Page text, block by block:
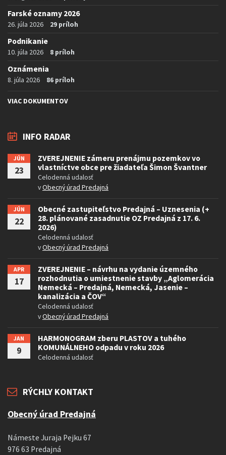
Farské oznamy 2026
26. júla 2026 29 príloh
Podnikanie
10. júla 2026 8 príloh
Oznámenia
8. júla 2026 86 príloh
VIAC DOKUMENTOV
INFO RADAR
JÚN
23
ZVEREJNENIE zámeru prenájmu pozemkov vo
vlastníctve obce pre žiadateľa Šimon Švantner
Celodenná udalosť
vObecný úrad Predajná
JÚN
22
Obecné zastupiteľstvo Predajná – Uznesenia (+
28. plánované zasadnutie OZ Predajná z 17. 6.
2026)
Celodenná udalosť
vObecný úrad Predajná
APR
17
ZVEREJNENIE – návrhu na vydanie územného
rozhodnutia o umiestnenie stavby „Aglomerácia
Nemecká – Predajná, Nemecká, Jasenie –
kanalizácia a ČOV“
Celodenná udalosť
vObecný úrad Predajná
JAN
9
HARMONOGRAM zberu PLASTOV a tuhého
KOMUNÁLNEHO odpadu v roku 2026
Celodenná udalosť
RÝCHLY KONTAKT
Obecný úrad Predajná
Námeste Juraja Pejku 67
976 63 Predajná